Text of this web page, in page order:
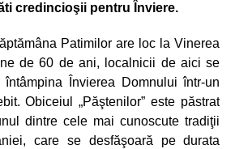
credincioşii pentru Înviere.
Patimilor are loc la Vinerea
de 60 de ani, localnicii de aici se
întâmpina Învierea Domnului într-un
Obiceiul „Păştenilor” este păstrat
dintre cele mai cunoscute tradiţii
care se desfăşoară pe durata